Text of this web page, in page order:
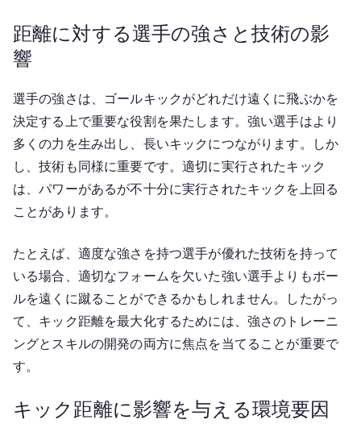
距離に対する選手の強さと技術の影
響
選手の強さは、ゴールキックがどれだけ遠くに飛ぶかを
決定する上で重要な役割を果たします。強い選手はより
多くの力を生み出し、長いキックにつながります。しか
し、技術も同様に重要です。適切に実行されたキック
は、パワーがあるが不十分に実行されたキックを上回る
ことがあります。
たとえば、適度な強さを持つ選手が優れた技術を持って
いる場合、適切なフォームを欠いた強い選手よりもボー
ルを遠くに蹴ることができるかもしれません。したがっ
て、キック距離を最大化するためには、強さのトレーニ
ングとスキルの開発の両方に焦点を当てることが重要で
す。
キック距離に影響を与える環境要因